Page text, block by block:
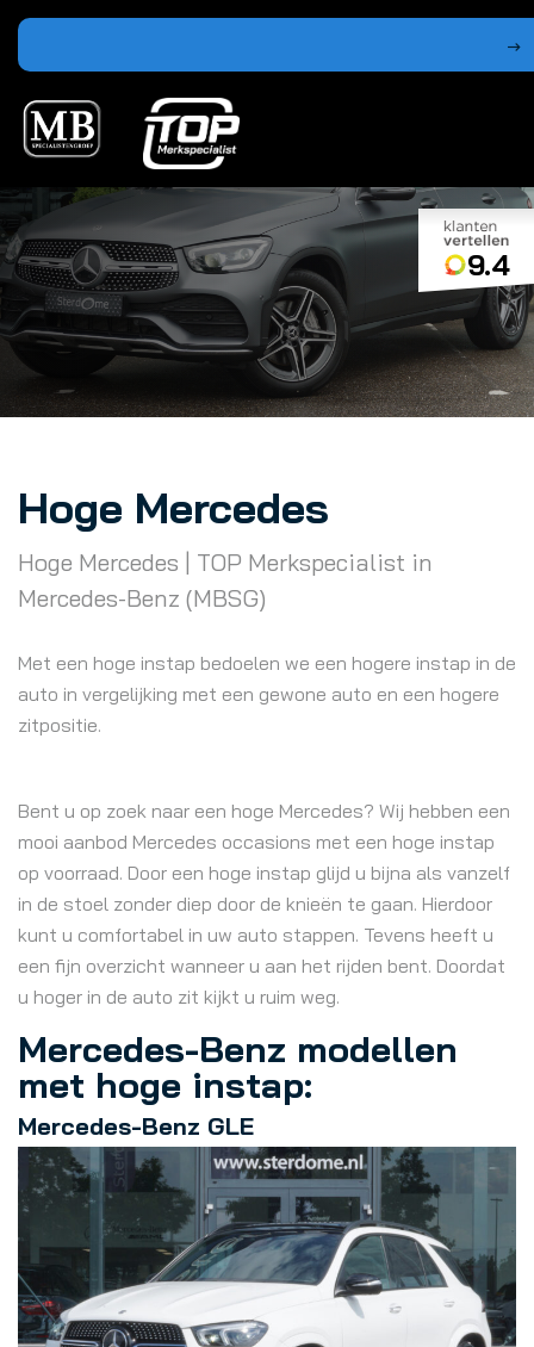
9.4
Hoge Mercedes
Hoge Mercedes | TOP Merkspecialist in
Mercedes-Benz (MBSG)
Met een hoge instap bedoelen we een hogere instap in de
auto in vergelijking met een gewone auto en een hogere
zitpositie.
Bent u op zoek naar een hoge Mercedes? Wij hebben een
mooi aanbod Mercedes occasions met een hoge instap
op voorraad. Door een hoge instap glijd u bijna als vanzelf
in de stoel zonder diep door de knieën te gaan. Hierdoor
kunt u comfortabel in uw auto stappen. Tevens heeft u
een fijn overzicht wanneer u aan het rijden bent. Doordat
u hoger in de auto zit kijkt u ruim weg.
Mercedes-Benz modellen
met hoge instap:
Mercedes-Benz GLE